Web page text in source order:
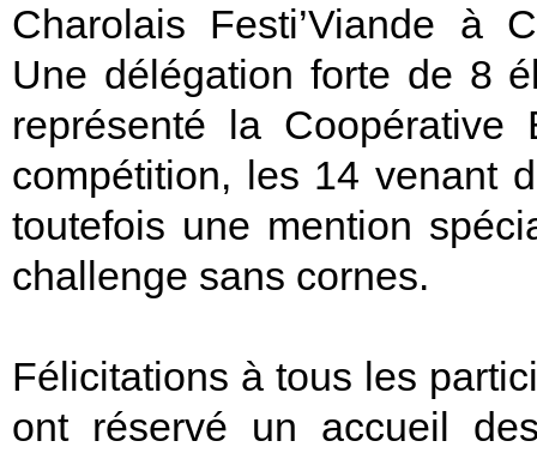
Charolais Festi’Viande à
Une délégation forte de 8
représenté la
compétition, les 14 venant
toutefois une mention
challenge sans cornes.
Félicitations à tous les
ont réservé un accueil